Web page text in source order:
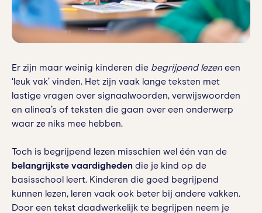
Er zijn maar weinig kinderen die begrijpend lezen een
‘leuk vak’ vinden. Het zijn vaak lange teksten met
lastige vragen over signaalwoorden, verwijswoorden
en alinea’s of teksten die gaan over een onderwerp
waar ze niks mee hebben.
Toch is begrijpend lezen misschien wel één van de
belangrijkste vaardigheden die je kind op de
basisschool leert. Kinderen die goed begrijpend
kunnen lezen, leren vaak ook beter bij andere vakken.
Door een tekst daadwerkelijk te begrijpen neem je